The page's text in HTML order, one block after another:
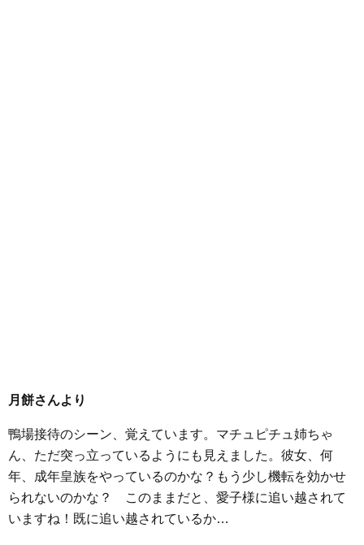
月餅さんより
鴨場接待のシーン、覚えています。マチュピチュ姉ちゃ
ん、ただ突っ立っているようにも見えました。彼女、何
年、成年皇族をやっているのかな？もう少し機転を効かせ
られないのかな？ このままだと、愛子様に追い越されて
いますね！既に追い越されているか…